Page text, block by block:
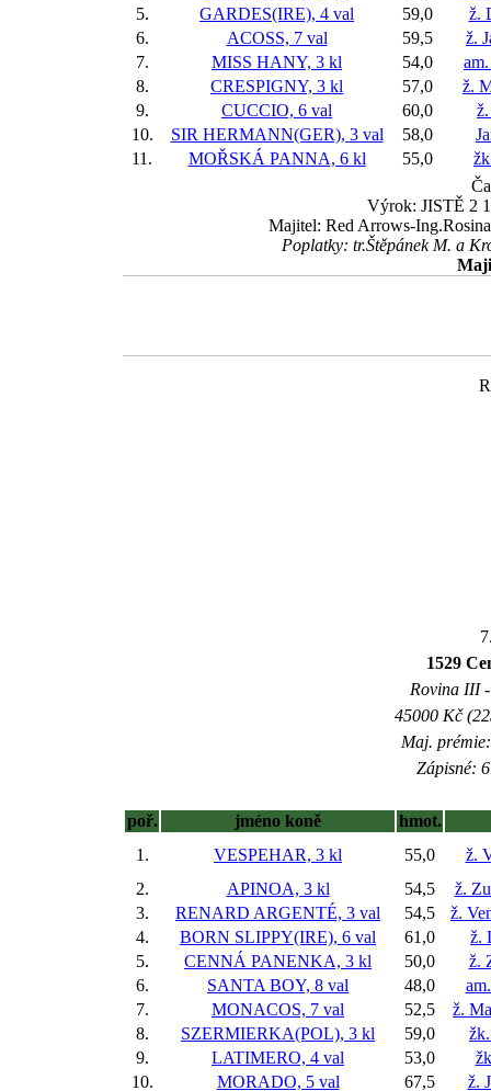
5.
GARDES(IRE), 4 val 59,0
ž.
6.
ACOSS, 7 val 59,5
ž.
7.
MISS HANY, 3 kl 54,0
8.
CRESPIGNY, 3 kl 57,0
ž.
9.
CUCCIO, 6 val 60,0
10.
SIR HERMANN(GER), 3 val 58,0
11.
MOŘSKÁ PANNA, 6 kl 55,0
Výrok: JISTĚ 2
Majitel: Red Arrows-
Poplatky: tr.Štěpánek M. a
1529
Rovina III
45000 Kč
Maj.
Zápisné:
poř. jméno koně
hmot.
1.
VESPEHAR, 3 kl 55,0
ž.
2.
APINOA, 3 kl 54,5
ž.
3.
RENARD ARGENTÉ, 3 val 54,5
ž.
4.
BORN SLIPPY(IRE), 6 val 61,0
ž.
5.
CENNÁ PANENKA, 3 kl 50,0
ž.
6.
SANTA BOY, 8 val 48,0
7.
MONACOS, 7 val 52,5
ž.
8.
SZERMIERKA(POL), 3 kl 59,0
9.
LATIMERO, 4 val 53,0
10.
MORADO, 5 val 67,5 ž.